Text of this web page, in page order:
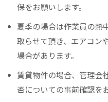
保をお願いします。
夏季の場合は作業員の熱
取らせて頂き、エアコン
場合があります。
賃貸物件の場合、管理会
否についての事前確認を